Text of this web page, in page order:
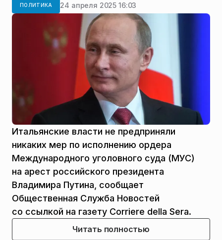
ПОЛИТИКА 24 апреля 2025 16:03
Итальянские власти не предприняли
никаких мер по исполнению ордера
Международного уголовного суда (МУС)
на арест российского президента
Владимира Путина, сообщает
Общественная Служба Новостей
со ссылкой на газету Corriere della Sera.
Читать полностью